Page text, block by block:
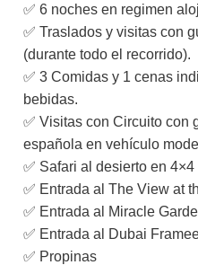
✅ 6 noches en regimen
✅ Traslados y visitas con
(durante todo el recorrido).
✅ 3 Comidas y 1 cenas
bebidas.
✅ Visitas con Circuito con
española en vehículo
✅ Safari al desierto en 4×4
✅ Entrada al The View at
✅ Entrada al Miracle
✅ Entrada al Dubai
✅ Propinas